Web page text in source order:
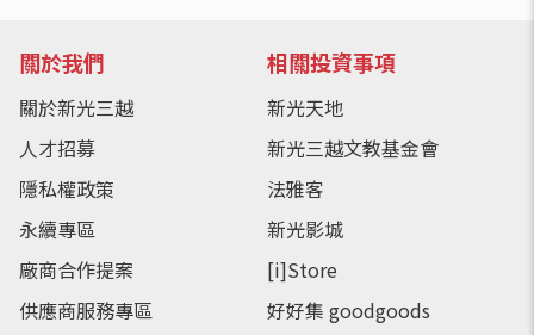
關於我們
關於新光三越
人才招募
隱私權政策
永續專區
廠商合作提案
供應商服務專區
相關投資事項
新光天地
新光三越文教基金會
法雅客
新光影城
[i]Store
好好集 goodgoods